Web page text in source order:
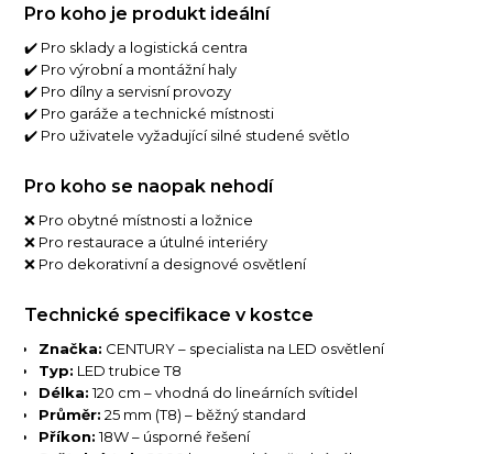
Pro koho je produkt ideální
✔️ Pro sklady a logistická centra
✔️ Pro výrobní a montážní haly
✔️ Pro dílny a servisní provozy
✔️ Pro garáže a technické místnosti
✔️ Pro uživatele vyžadující silné studené světlo
Pro koho se naopak nehodí
❌ Pro obytné místnosti a ložnice
❌ Pro restaurace a útulné interiéry
❌ Pro dekorativní a designové osvětlení
Technické specifikace v kostce
Značka: CENTURY – specialista na LED osvětlení
Typ: LED trubice T8
Délka:120 cm – vhodná do lineárních svítidel
Průměr: 25 mm (T8) – běžný standard
Příkon:18W – úsporné řešení